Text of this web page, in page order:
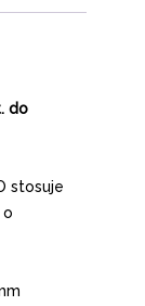
do
stosuje
o